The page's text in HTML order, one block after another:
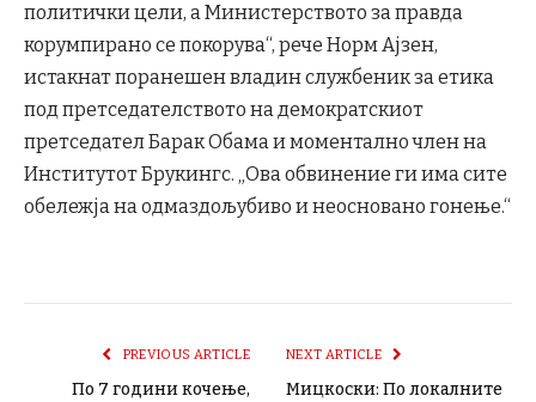
политички цели, а Министерството за правда
корумпирано се покорува“, рече Норм Ајзен,
истакнат поранешен владин службеник за етика
под претседателството на демократскиот
претседател Барак Обама и моментално член на
Институтот Брукингс. „Ова обвинение ги има сите
обележја на одмаздољубиво и неосновано гонење.“
PREVIOUS ARTICLE
По 7 години кочење,
NEXT ARTICLE
Mицкоски: По локалните